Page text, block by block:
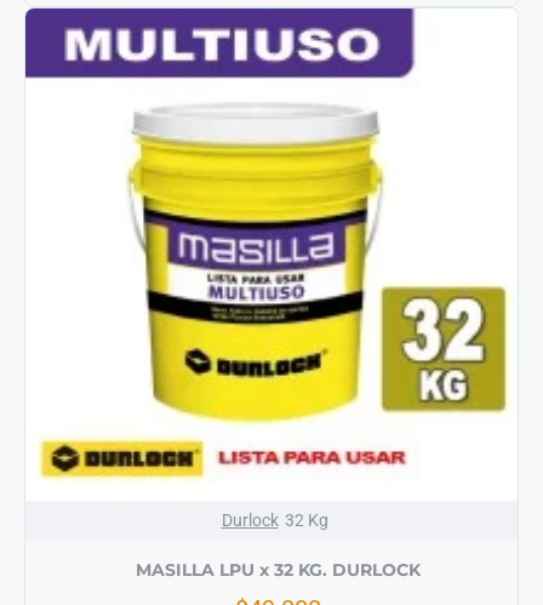
Durlock 32 Kg
MASILLA LPU x 32 KG. DURLOCK